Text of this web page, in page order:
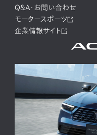
Q&A・お問い合わせ
モータースポーツ
企業情報サイト